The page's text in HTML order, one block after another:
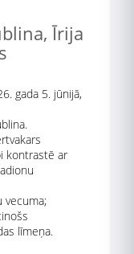
Īrija
gada 5. jūnijā,
kontrastē ar
vecuma;
līmeņa.